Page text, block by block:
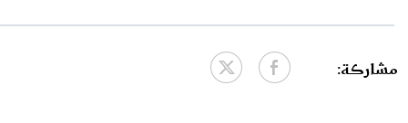
مشاركة: